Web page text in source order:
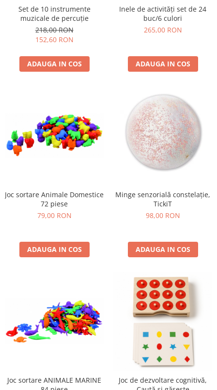
Dezvoltare timpurie
Experimente
Joc imaginativ
Jucării interactive
Lumina
Pregătire pentru școală
Pregătirea scrierii de mână
Secventialitate
Sortare si numarare
Hama Maxi Sticks
Margele HAMA MAXI
Perceperea timpului - TimeTimer
Stimulare tactila
Stimulare vizuala
Terapie de integrare senzorială
Set de 10 instrumente
muzicale de percuție
218,00 RON
152,60 RON
ADAUGA IN COS
Inele de activități set de 24
buc/6 culori
265,00 RON
ADAUGA IN COS
Joc sortare Animale Domestice
72 piese
79,00 RON
ADAUGA IN COS
Minge senzorială constelație,
TickiT
98,00 RON
ADAUGA IN COS
Joc sortare ANIMALE MARINE
Joc de dezvoltare cognitivă,